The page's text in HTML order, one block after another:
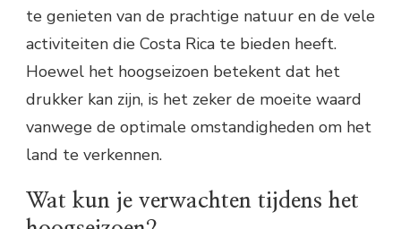
te genieten van de prachtige natuur en de vele
activiteiten die Costa Rica te bieden heeft.
Hoewel het hoogseizoen betekent dat het
drukker kan zijn, is het zeker de moeite waard
vanwege de optimale omstandigheden om het
land te verkennen.
Wat kun je verwachten tijdens het